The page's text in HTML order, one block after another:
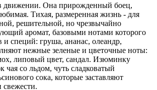
движении. Она прирожденный боец,
Тихая, размеренная жизнь - для
решительной, но чрезвычайно
аромат, базовыми нотами которого
специй: груша, ананас, олеандр,
нежные зеленые и цветочные ноты:
липовый цвет, сандал. Изюминку
чая со льдом, чуть сладковатый
сока, которые заставляют
свежести.